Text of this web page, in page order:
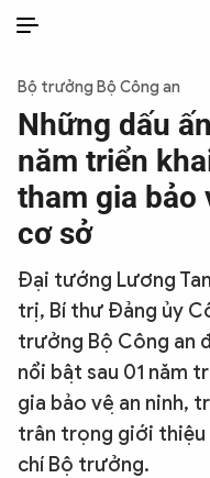
THỜI SỰ
CHỐNG DIỄN BIẾN HÒA
CÔNG AN TRONG LÒNG
XÃ HỘI
PHÁP LUẬT
CÔNG NGHỆ
Bộ trưởng Bộ Công an
Những dấu
năm triển
tham gia bảo
cơ sở
Đại tướng Lương
trị, Bí thư Đảng ủy
trưởng Bộ Công an
nổi bật sau 01 năm
gia bảo vệ an ninh,
trân trọng giới thiệu
chí Bộ trưởng.